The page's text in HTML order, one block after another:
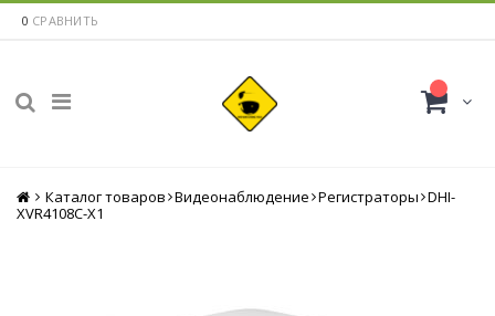
0 СРАВНИТЬ
Главная
Каталог товаров Видеонаблюдение Регистраторы DHI-
XVR4108C-X1